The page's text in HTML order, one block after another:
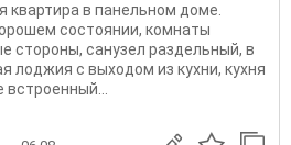
квартира в панельном доме.
состоянии, комнаты
стороны, санузел раздельный, в
лоджия с выходом из кухни, кухня